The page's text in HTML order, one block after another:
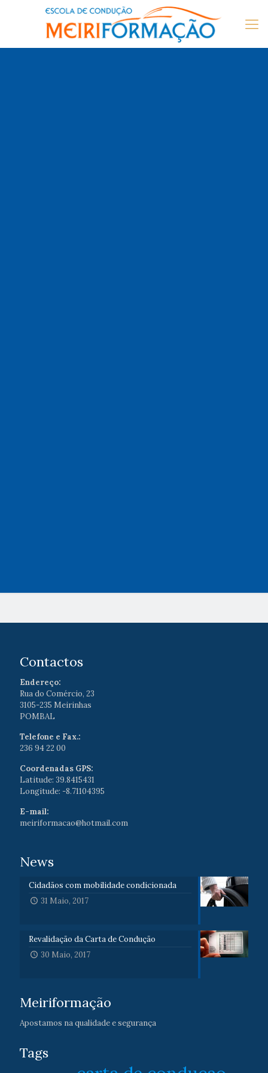
Contactos
Endereço:
Rua do Comércio, 23
3105-235 Meirinhas
POMBAL
Telefone e Fax.:
236 94 22 00
Coordenadas GPS:
Latitude: 39.8415431
Longitude: -8.71104395
E-mail:
meiriformacao@hotmail.com
News
Cidadãos com mobilidade condicionada
31 Maio, 2017
Revalidação da Carta de Condução
30 Maio, 2017
Meiriformação
Apostamos na qualidade e segurança
Tags